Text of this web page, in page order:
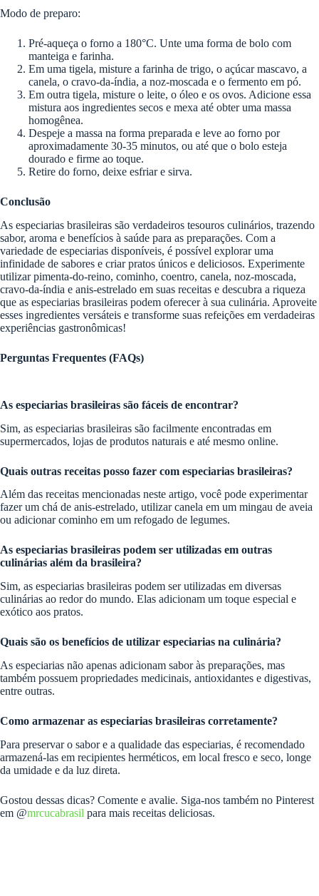
Modo de preparo:
Pré-aqueça o forno a 180°C. Unte uma forma de bolo com
manteiga e farinha.
Em uma tigela, misture a farinha de trigo, o açúcar mascavo, a
canela, o cravo-da-índia, a noz-moscada e o fermento em pó.
Em outra tigela, misture o leite, o óleo e os ovos. Adicione essa
mistura aos ingredientes secos e mexa até obter uma massa
homogênea.
Despeje a massa na forma preparada e leve ao forno por
aproximadamente 30-35 minutos, ou até que o bolo esteja
dourado e firme ao toque.
Retire do forno, deixe esfriar e sirva.
Conclusão
As especiarias brasileiras são verdadeiros tesouros culinários, trazendo
sabor, aroma e benefícios à saúde para as preparações. Com a
variedade de especiarias disponíveis, é possível explorar uma
infinidade de sabores e criar pratos únicos e deliciosos. Experimente
utilizar pimenta-do-reino, cominho, coentro, canela, noz-moscada,
cravo-da-índia e anis-estrelado em suas receitas e descubra a riqueza
que as especiarias brasileiras podem oferecer à sua culinária. Aproveite
esses ingredientes versáteis e transforme suas refeições em verdadeiras
experiências gastronômicas!
Perguntas Frequentes (FAQs)
As especiarias brasileiras são fáceis de encontrar?
Sim, as especiarias brasileiras são facilmente encontradas em
supermercados, lojas de produtos naturais e até mesmo online.
Quais outras receitas posso fazer com especiarias brasileiras?
Além das receitas mencionadas neste artigo, você pode experimentar
fazer um chá de anis-estrelado, utilizar canela em um mingau de aveia
ou adicionar cominho em um refogado de legumes.
As especiarias brasileiras podem ser utilizadas em outras
culinárias além da brasileira?
Sim, as especiarias brasileiras podem ser utilizadas em diversas
culinárias ao redor do mundo. Elas adicionam um toque especial e
exótico aos pratos.
Quais são os benefícios de utilizar especiarias na culinária?
As especiarias não apenas adicionam sabor às preparações, mas
também possuem propriedades medicinais, antioxidantes e digestivas,
entre outras.
Como armazenar as especiarias brasileiras corretamente?
Para preservar o sabor e a qualidade das especiarias, é recomendado
armazená-las em recipientes herméticos, em local fresco e seco, longe
da umidade e da luz direta.
Gostou dessas dicas? Comente e avalie. Siga-nos também no Pinterest
em @mrcucabrasil para mais receitas deliciosas.